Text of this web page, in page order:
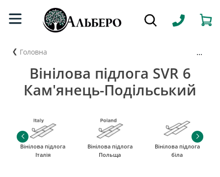
Головна ...
Вінілова підлога SVR 6
Кам'янець-Подільський
Вінілова підлога
Італія
Вінілова підлога
Польща
Вінілова підлога
біла